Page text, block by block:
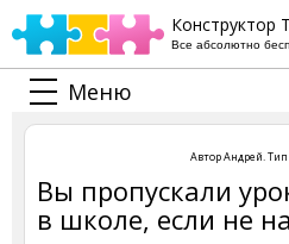
Конструктор
Все абсолютно
Меню
АвторАндрей. Тип
Вы пропускали
в школе, если не